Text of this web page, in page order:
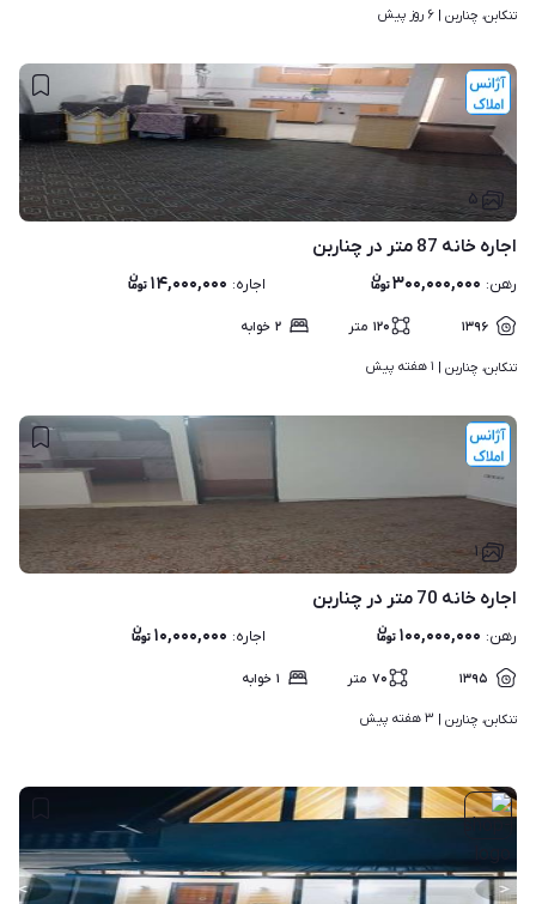
تنکابن، چناربن | ۶ روز پیش
۵
اجاره خانه 87 متر در چناربن
رهن: ۳۰۰,۰۰۰,۰۰۰ اجاره: ۱۴,۰۰۰,۰۰۰
۱۳۹۶ ۱۲۰ متر ۲ خوابه
تنکابن، چناربن | ۱ هفته پیش
۱
اجاره خانه 70 متر در چناربن
رهن: ۱۰۰,۰۰۰,۰۰۰ اجاره: ۱۰,۰۰۰,۰۰۰
۱۳۹۵ ۷۰ متر ۱ خوابه
تنکابن، چناربن | ۳ هفته پیش